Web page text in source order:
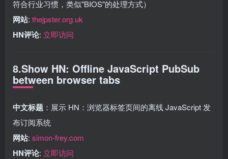
符合行业习惯，类似"BIOS"的处理方式）
网站: thejpster.org.uk
HN评论: 立即访问
8.Show HN: Offline JavaScript PubSub
between browser tabs
中文标题 ：展示 HN：浏览器标签页间的离线 JavaScript 发
布订阅系统
网站: simon-frey.com
HN评论: 立即访问